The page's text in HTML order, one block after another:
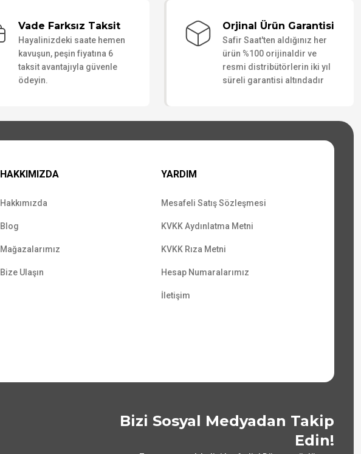
Vade Farksız Taksit
Hayalinizdeki saate hemen
kavuşun, peşin fiyatına 6
taksit avantajıyla güvenle
ödeyin.
Orjinal Ürün Garantisi
Safir Saat'ten aldığınız her
ürün %100 orijinaldir ve
resmi distribütörlerin iki yıl
süreli garantisi altındadır
HAKKIMIZDA
Hakkımızda
Blog
Mağazalarımız
Bize Ulaşın
YARDIM
Mesafeli Satış Sözleşmesi
KVKK Aydınlatma Metni
KVKK Rıza Metni
Hesap Numaralarımız
İletişim
Bizi Sosyal Medyadan Takip
Edin!